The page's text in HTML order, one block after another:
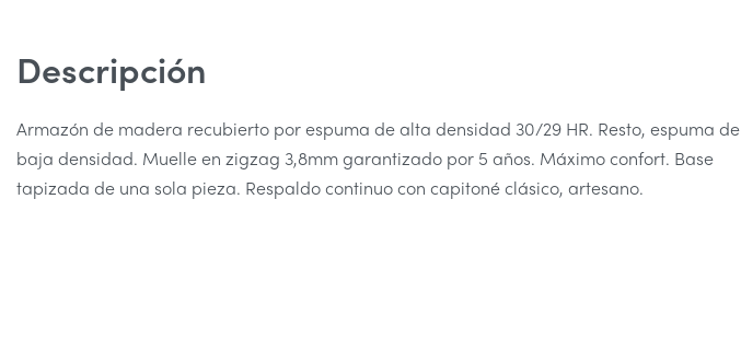
Descripción
Armazón de madera recubierto por espuma de alta densidad 30/29 HR. Resto, espuma de
baja densidad. Muelle en zigzag 3,8mm garantizado por 5 años. Máximo confort. Base
tapizada de una sola pieza. Respaldo continuo con capitoné clásico, artesano.